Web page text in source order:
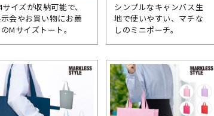
サイズが収納可能で、
会やお買い物にお薦
Mサイズトート。
シンプルなキャンバス生
地で使いやすい、マチな
しのミニポーチ。